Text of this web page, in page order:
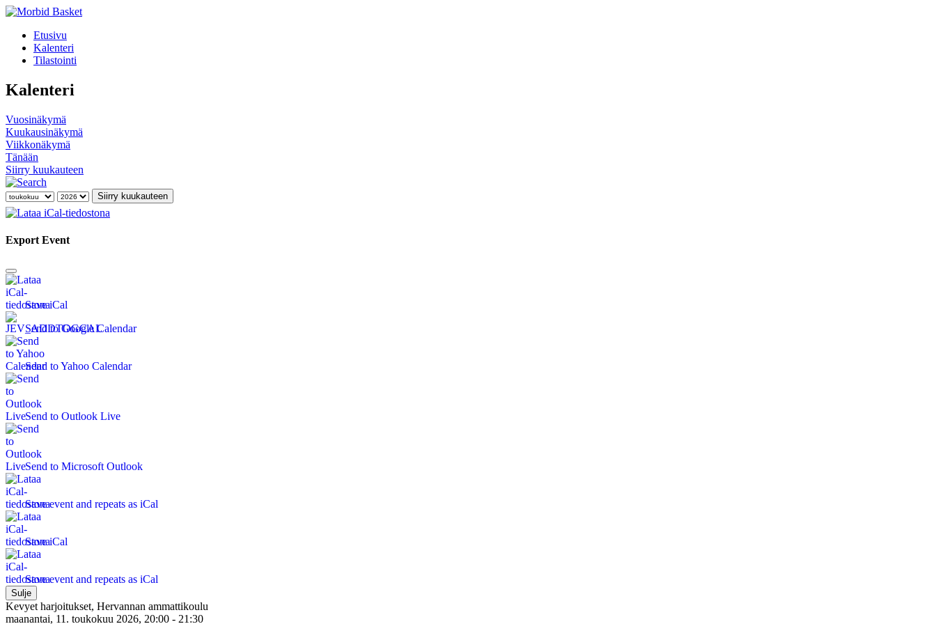
Etusivu
Kalenteri
Tilastointi
Kalenteri
Vuosinäkymä
Kuukausinäkymä
Viikkonäkymä
Tänään
Siirry kuukauteen
Siirry kuukauteen
Export Event
Save iCal
Send to Google Calendar
Send to Yahoo Calendar
Send to Outlook Live
Send to Microsoft Outlook
Save event and repeats as iCal
Save iCal
Save event and repeats as iCal
Sulje
Kevyet harjoitukset, Hervannan ammattikoulu
maanantai, 11. toukokuu 2026, 20:00 - 21:30